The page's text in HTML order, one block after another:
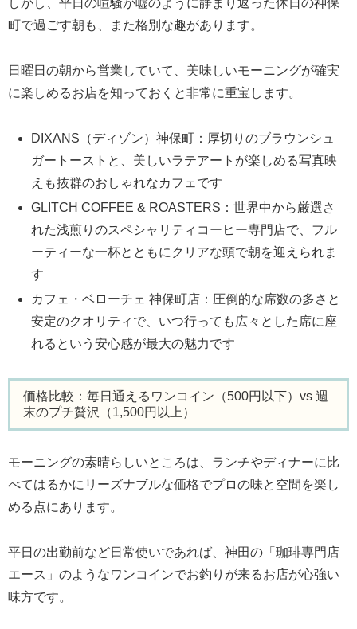
しかし、平日の喧騒が嘘のように静まり返った休日の神保
町で過ごす朝も、また格別な趣があります。
日曜日の朝から営業していて、美味しいモーニングが確実
に楽しめるお店を知っておくと非常に重宝します。
DIXANS（ディゾン）神保町：厚切りのブラウンシュ
ガートーストと、美しいラテアートが楽しめる写真映
えも抜群のおしゃれなカフェです
GLITCH COFFEE & ROASTERS：世界中から厳選さ
れた浅煎りのスペシャリティコーヒー専門店で、フル
ーティーな一杯とともにクリアな頭で朝を迎えられま
す
カフェ・ベローチェ 神保町店：圧倒的な席数の多さと
安定のクオリティで、いつ行っても広々とした席に座
れるという安心感が最大の魅力です
価格比較：毎日通えるワンコイン（500円以下）vs 週
末のプチ贅沢（1,500円以上）
モーニングの素晴らしいところは、ランチやディナーに比
べてはるかにリーズナブルな価格でプロの味と空間を楽し
める点にあります。
平日の出勤前など日常使いであれば、神田の「珈琲専門店
エース」のようなワンコインでお釣りが来るお店が心強い
味方です。